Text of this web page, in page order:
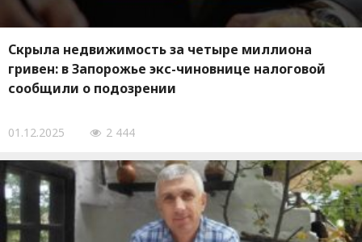
Скрыла недвижимость за четыре миллиона
гривен: в Запорожье экс-чиновнице налоговой
сообщили о подозрении
01.12.2025 2 444